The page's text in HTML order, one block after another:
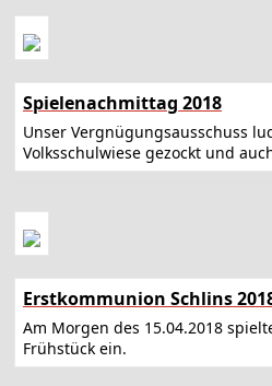
Spielenachmittag 2018
Unser Vergnügungsausschuss
Volksschulwiese gezockt und
Erstkommunion Schlins
Am Morgen des 15.04.2018
Frühstück ein.